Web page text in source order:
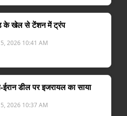
के खेल से टेंशन में ट्रंप
2026 10:41 AM
डील पर इजरायल का साया
2026 10:37 AM